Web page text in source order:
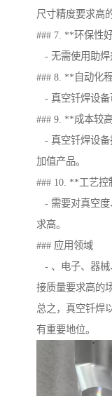
尺寸精度要求高
### 7. **环保性
- 无需使用助焊
### 8. **自动化
- 真空钎焊设备
### 9. **成本较
- 真空钎焊设备
加值产品。
### 10. **工艺
- 需要对真空度
求高。
### 应用领域
- 、电子、器械
接质量要求高的
总之，真空钎焊
有重要地位。